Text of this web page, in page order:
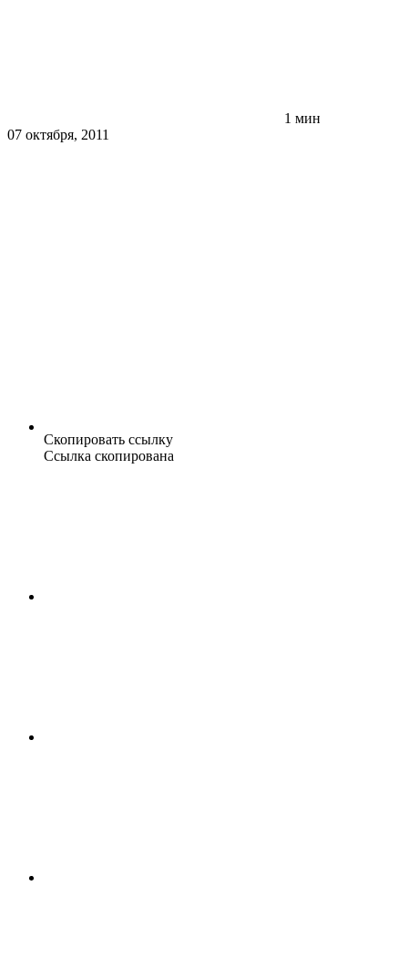
1 мин
07 октября, 2011
Скопировать ссылку
Ссылка скопирована